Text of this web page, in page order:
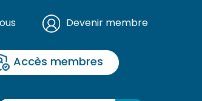
Devenir membre
Accès membres